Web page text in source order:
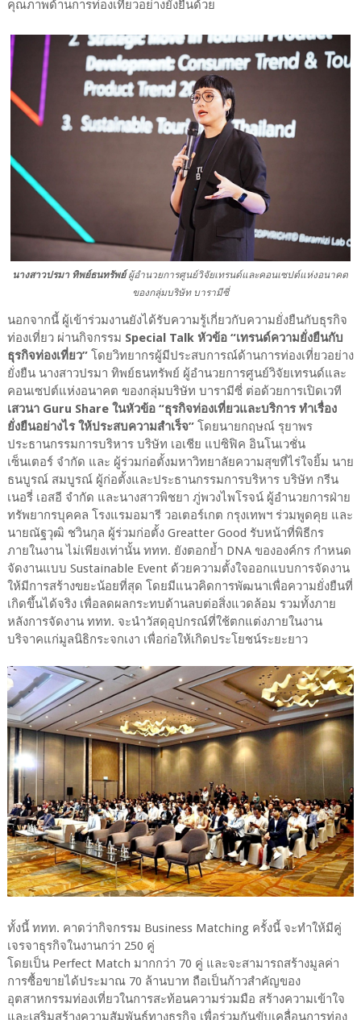
คุณภาพด้านการท่องเที่ยวอย่างยั่งยืนด้วย
นางสาวปรมา ทิพย์ธนทรัพย์ผู้อำนวยการศูนย์วิจัยเทรนด์และคอนเซปต์แห่งอนาคต
ของกลุ่มบริษัท บารามีซี่
นอกจากนี้ ผู้เข้าร่วมงานยังได้รับความรู้เกี่ยวกับความยั่งยืนกับธุรกิจ
ท่องเที่ยว ผ่านกิจกรรม Special Talk หัวข้อ “เทรนด์ความยั่งยืนกับ
ธุรกิจท่องเที่ยว”โดยวิทยากรผู้มีประสบการณ์ด้านการท่องเที่ยวอย่าง
ยั่งยืน นางสาวปรมา ทิพย์ธนทรัพย์ ผู้อำนวยการศูนย์วิจัยเทรนด์และ
คอนเซปต์แห่งอนาคต ของกลุ่มบริษัท บารามีซี่ ต่อด้วยการเปิดเวที
เสวนา Guru Share ในหัวข้อ “ธุรกิจท่องเที่ยวและบริการ ทำเรื่อง
ยั่งยืนอย่างไร ให้ประสบความสำเร็จ”โดยนายกฤษณ์ รุยาพร
ประธานกรรมการบริหาร บริษัท เอเชีย แปซิฟิค อินโนเวชั่น
เซ็นเตอร์ จำกัด และ ผู้ร่วมก่อตั้งมหาวิทยาลัยความสุขที่ไร่ใจยิ้ม นาย
ธนบูรณ์ สมบูรณ์ ผู้ก่อตั้งและประธานกรรมการบริหาร บริษัท กรีน
เนอรี่ เอสอี จำกัด และนางสาวพิชยา ภู่พวงไพโรจน์ ผู้อำนวยการฝ่าย
ทรัพยากรบุคคล โรงแรมอมารี วอเตอร์เกต กรุงเทพฯ ร่วมพูดคุย และ
นายณัฐวุฒิ ชวินกุล ผู้ร่วมก่อตั้ง Greatter Good รับหน้าที่พิธีกร
ภายในงาน ไม่เพียงเท่านั้น ททท. ยังตอกย้ำ DNA ขององค์กร กำหนด
จัดงานแบบ Sustainable Event ด้วยความตั้งใจออกแบบการจัดงาน
ให้มีการสร้างขยะน้อยที่สุด โดยมีแนวคิดการพัฒนาเพื่อความยั่งยืนที่
เกิดขึ้นได้จริง เพื่อลดผลกระทบด้านลบต่อสิ่งแวดล้อม รวมทั้งภาย
หลังการจัดงาน ททท. จะนำวัสดุอุปกรณ์ที่ใช้ตกแต่งภายในงาน
บริจาคแก่มูลนิธิกระจกเงา เพื่อก่อให้เกิดประโยชน์ระยะยาว
ทั้งนี้ ททท. คาดว่ากิจกรรม Business Matching ครั้งนี้ จะทำให้มีคู่
เจรจาธุรกิจในงานกว่า 250 คู่
โดยเป็น Perfect Match มากกว่า 70 คู่ และจะสามารถสร้างมูลค่า
การซื้อขายได้ประมาณ 70 ล้านบาท ถือเป็นก้าวสำคัญของ
อุตสาหกรรมท่องเที่ยวในการสะท้อนความร่วมมือ สร้างความเข้าใจ
และเสริมสร้างความสัมพันธ์ทางธุรกิจ เพื่อร่วมกันขับเคลื่อนการท่อง